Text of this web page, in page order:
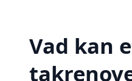
Vad kan